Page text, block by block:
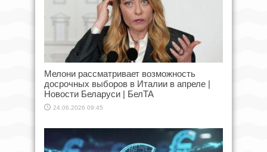
Мелони рассматривает возможность
досрочных выборов в Италии в апреле |
Новости Беларуси | БелТА
24.06.2026 09:45